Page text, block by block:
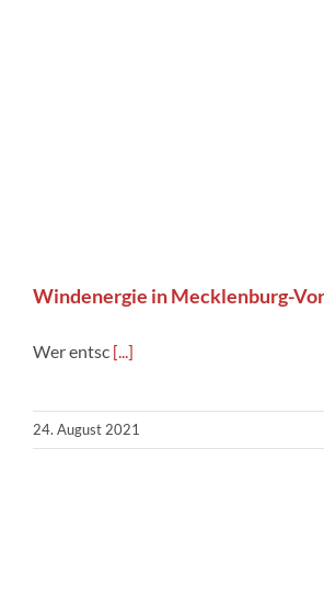
Windenergie in Mecklenburg-
Wer entsc [...]
24. August 2021